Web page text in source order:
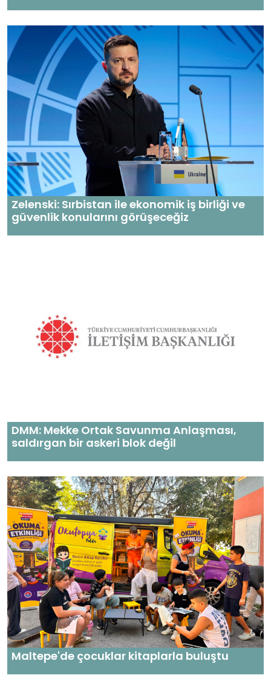
Zelenski: Sırbistan ile ekonomik iş birliği ve
güvenlik konularını görüşeceğiz
DMM: Mekke Ortak Savunma Anlaşması,
saldırgan bir askeri blok değil
Maltepe'de çocuklar kitaplarla buluştu